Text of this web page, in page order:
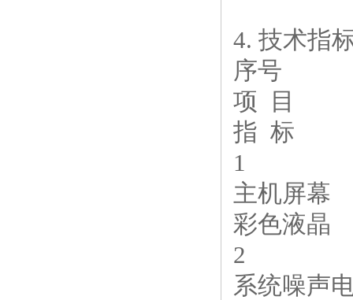
4. 技术指
序号
项 目
指 标
1
主机屏幕
彩色液晶
2
系统噪声